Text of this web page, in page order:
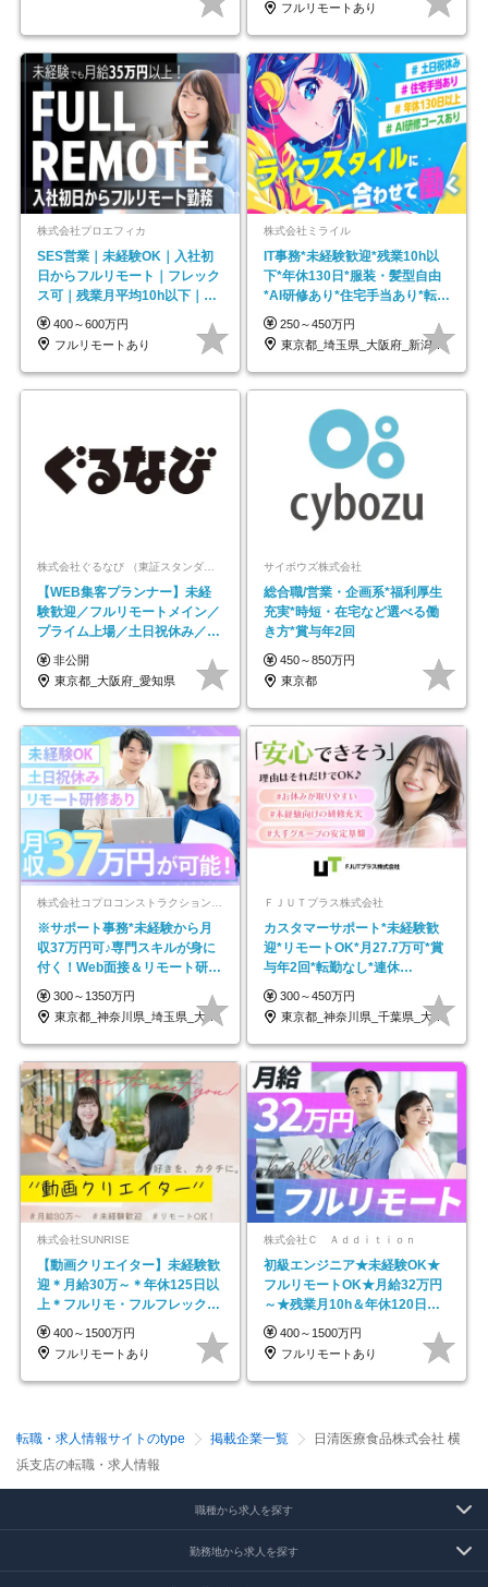
フルリモートあり
株式会社プロエフィカ
SES営業｜未経験OK｜入社初
日からフルリモート｜フレック
ス可｜残業月平均10h以下｜事
業立ち上げメンバー
400～600万円
フルリモートあり
株式会社ミライル
IT事務*未経験歓迎*残業10h以
下*年休130日*服装・髪型自由
*AI研修あり*住宅手当あり*転勤
なし
250～450万円
東京都_埼玉県_大阪府_新潟県_福岡県
株式会社ぐるなび （東証スタンダード上場）
【WEB集客プランナー】未経
験歓迎／フルリモートメイン／
プライム上場／土日祝休み／東
京・大阪・名古屋
非公開
東京都_大阪府_愛知県
サイボウズ株式会社
総合職/営業・企画系*福利厚生
充実*時短・在宅など選べる働
き方*賞与年2回
450～850万円
東京都
株式会社コプロコンストラクション【東証プライム上場コプロ・ホールディングス子会社】
※サポート事務*未経験から月
収37万円可♪専門スキルが身に
付く！Web面接＆リモート研修
も充実♪/a
300～1350万円
東京都_神奈川県_埼玉県_大阪府_愛知県…
ＦＪＵＴプラス株式会社
カスタマーサポート*未経験歓
迎*リモートOK*月27.7万可*賞
与年2回*転勤なし*連休
OK/ZE010232
300～450万円
東京都_神奈川県_千葉県_大阪府_愛知県…
株式会社SUNRISE
【動画クリエイター】未経験歓
迎＊月給30万～＊年休125日以
上＊フルリモ・フルフレックス
◆10名の採用が決定◆
400～1500万円
フルリモートあり
株式会社Ｃ Ａｄｄｉｔｉｏｎ
初級エンジニア★未経験OK★
フルリモートOK★月給32万円
～★残業月10h＆年休120日以
上★副業可
400～1500万円
フルリモートあり
転職・求人情報サイトのtype 掲載企業一覧
日清医療食品株式会社 横
浜支店の転職・求人情報
職種から求人を探す
勤務地から求人を探す